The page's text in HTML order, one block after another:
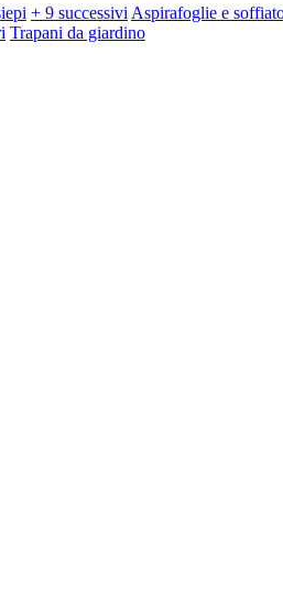
+ 9 successivi Aspirafoglie e
Trapani da giardino